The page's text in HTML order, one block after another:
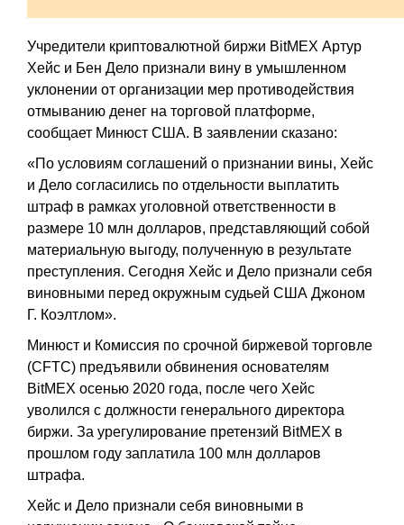
Учредители криптовалютной биржи BitMEX Артур
Хейс и Бен Дело признали вину в умышленном
уклонении от организации мер противодействия
отмыванию денег на торговой платформе,
сообщает Минюст США. В заявлении сказано:
«По условиям соглашений о признании вины, Хейс
и Дело согласились по отдельности выплатить
штраф в рамках уголовной ответственности в
размере 10 млн долларов, представляющий собой
материальную выгоду, полученную в результате
преступления. Сегодня Хейс и Дело признали себя
виновными перед окружным судьей США Джоном
Г. Коэлтлом».
Минюст и Комиссия по срочной биржевой торговле
(CFTC) предъявили обвинения основателям
BitMEX осенью 2020 года, после чего Хейс
уволился с должности генерального директора
биржи. За урегулирование претензий BitMEX в
прошлом году заплатила 100 млн долларов
штрафа.
Хейс и Дело признали себя виновными в